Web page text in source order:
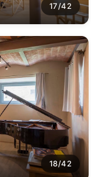
17/42
18/42